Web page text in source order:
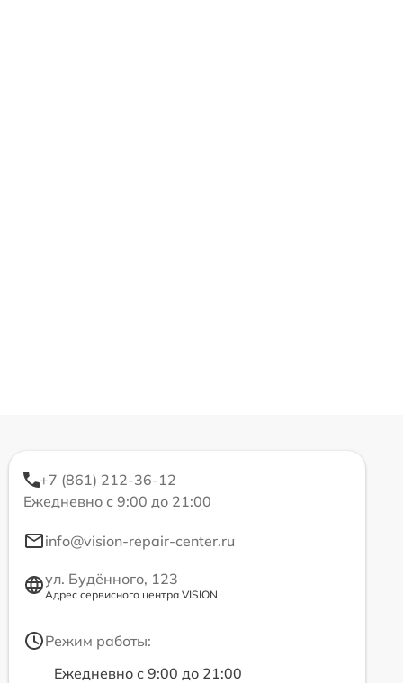
+7 (861) 212-36-12
Ежедневно с 9:00 до 21:00
info@vision-repair-center.ru
ул. Будённого, 123
Адрес сервисного центра VISION
Режим работы:
Ежедневно с 9:00 до 21:00